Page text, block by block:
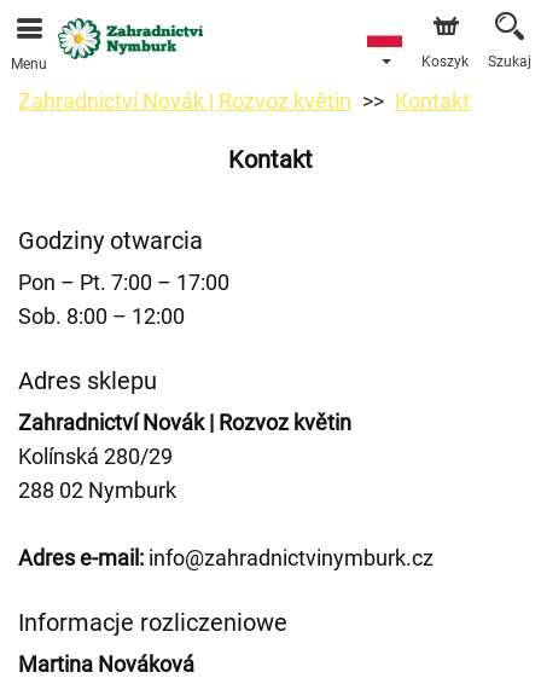
Przyjmujemy zamówienia za pośrednictwem naszego
sklepu internetowego. Najbliższy możliwy termin dostawy
to 11.08.2026 z powodu urlopu.
Menu Koszyk Szukaj
Zahradnictví Novák | Rozvoz květin Kontakt
Kontakt
Godziny otwarcia
Pon – Pt. 7:00 – 17:00
Sob. 8:00 – 12:00
Adres sklepu
Zahradnictví Novák | Rozvoz květin
Kolínská 280/29
288 02 Nymburk
Adres e-mail: info@zahradnictvinymburk.cz
Informacje rozliczeniowe
Martina Nováková